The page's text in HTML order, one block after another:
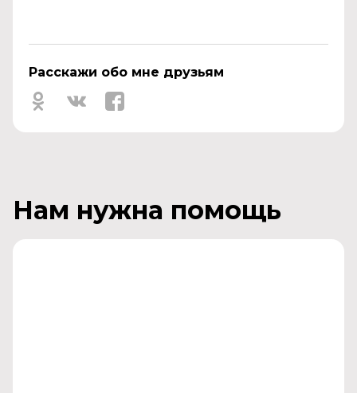
Расскажи обо мне друзьям
Нам нужна помощь